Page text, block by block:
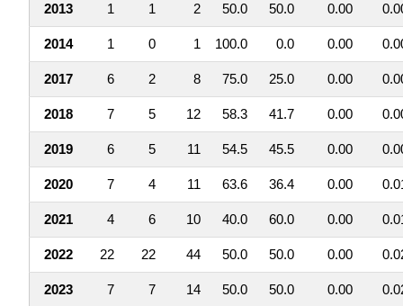
2013 1 1 2 50.0 50.0 0.00
2014 1 0 1 100.0 0.0 0.00
2017 6 2 8 75.0 25.0 0.00
2018 7 5 12 58.3 41.7 0.00
2019 6 5 11 54.5 45.5 0.00
2020 7 4 11 63.6 36.4 0.00
2021 4 6 10 40.0 60.0 0.00
2022 22 22 44 50.0 50.0 0.00
2023 7 7 14 50.0 50.0 0.00